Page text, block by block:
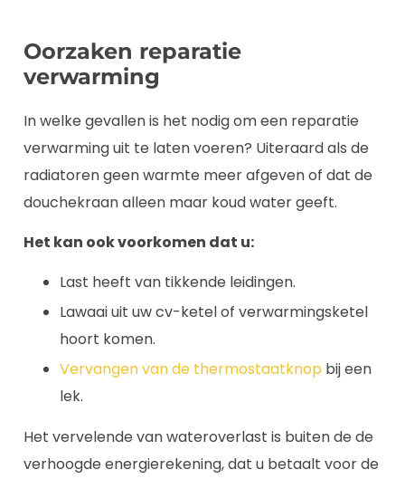
Oorzaken reparatie
verwarming
In welke gevallen is het nodig om een reparatie
verwarming uit te laten voeren? Uiteraard als de
radiatoren geen warmte meer afgeven of dat de
douchekraan alleen maar koud water geeft.
Het kan ook voorkomen dat u:
Last heeft van tikkende leidingen.
Lawaai uit uw cv-ketel of verwarmingsketel
hoort komen.
Vervangen van de thermostaatknop bij een
lek.
Het vervelende van wateroverlast is buiten de de
verhoogde energierekening, dat u betaalt voor de